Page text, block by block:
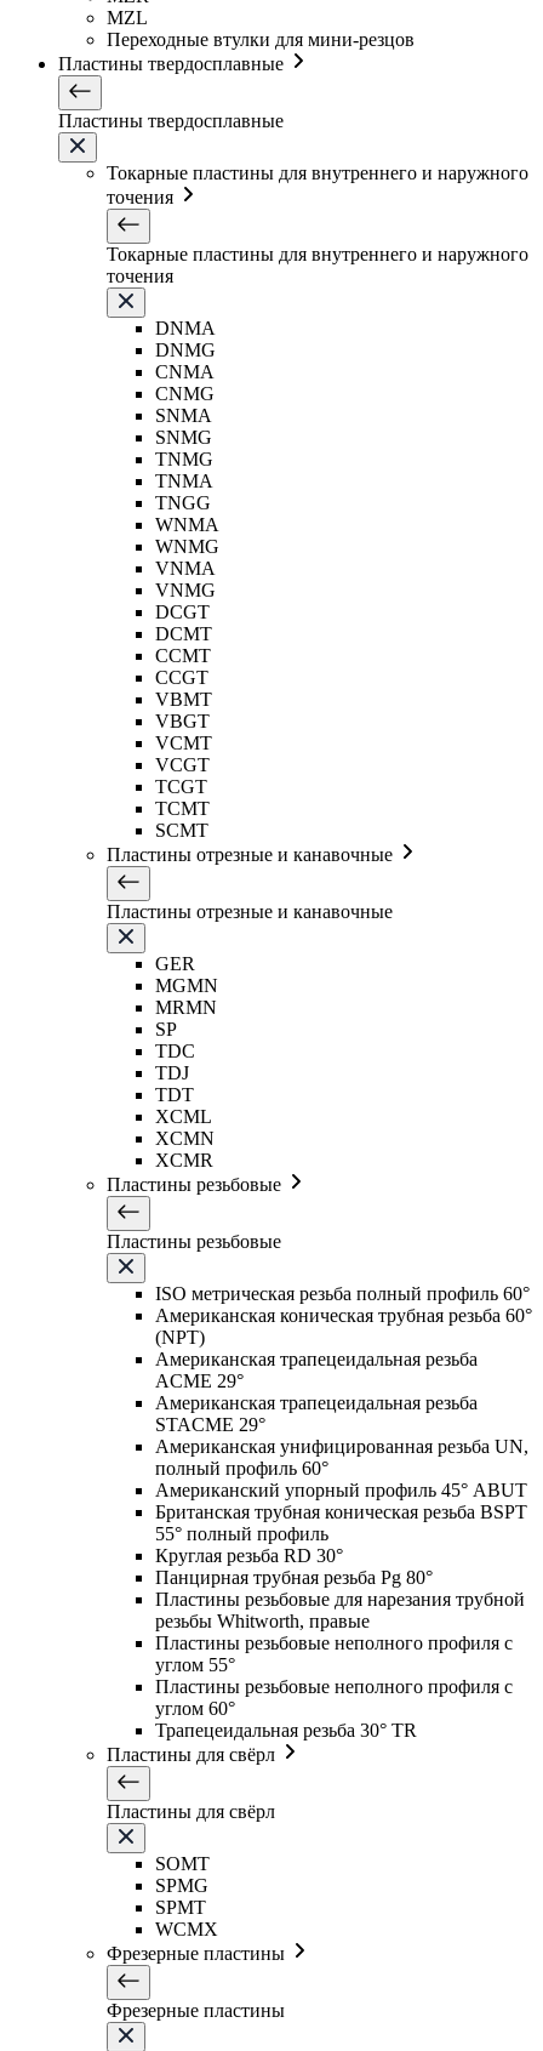
MZL
Переходные втулки для мини-резцов
Пластины твердосплавные
Пластины твердосплавные
Токарные пластины для внутреннего и наружного
точения
Токарные пластины для внутреннего и наружного
точения
DNMA
DNMG
CNMA
CNMG
SNMA
SNMG
TNMG
TNMA
TNGG
WNMA
WNMG
VNMA
VNMG
DCGT
DCMT
CCMT
CCGT
VBMT
VBGT
VCMT
VCGT
TCGT
TCMT
SCMT
Пластины отрезные и канавочные
Пластины отрезные и канавочные
GER
MGMN
MRMN
SP
TDC
TDJ
TDT
XCML
XCMN
XCMR
Пластины резьбовые
Пластины резьбовые
ISO метрическая резьба полный профиль 60°
Американская коническая трубная резьба 60°
(NPT)
Американская трапецеидальная резьба
ACME 29°
Американская трапецеидальная резьба
STACME 29°
Американская унифицированная резьба UN,
полный профиль 60°
Американский упорный профиль 45° ABUT
Британская трубная коническая резьба BSPT
55° полный профиль
Круглая резьба RD 30°
Панцирная трубная резьба Pg 80°
Пластины резьбовые для нарезания трубной
резьбы Whitworth, правые
Пластины резьбовые неполного профиля с
углом 55°
Пластины резьбовые неполного профиля с
углом 60°
Трапецеидальная резьба 30° TR
Пластины для свёрл
Пластины для свёрл
SOMT
SPMG
SPMT
WCMX
Фрезерные пластины
Фрезерные пластины